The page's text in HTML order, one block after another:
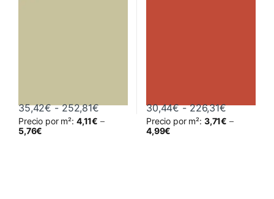
35,42€ - 252,81€Rango de precios: desde 35,42€
Precio por m²: 4,11€ –
5,76€
Este producto tiene múltiples variantes. Las opciones se
30,44€ - 226,31€Rango de
Precio por m²: 3,71€ –
4,99€
Este producto tiene múltiples